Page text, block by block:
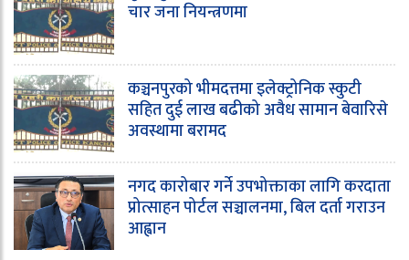
चार जना नियन्त्रणमा
कञ्चनपुरको भीमदत्तमा इलेक्ट्रोनिक स्कुटी
सहित दुई लाख बढीको अवैध सामान बेवारिसे
अवस्थामा बरामद
नगद कारोबार गर्ने उपभोक्ताका लागि करदाता
प्रोत्साहन पोर्टल सञ्चालनमा, बिल दर्ता गराउन
आह्वान